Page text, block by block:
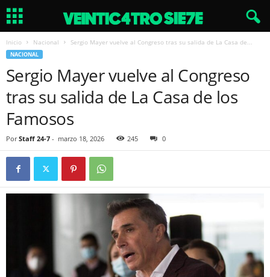
Inicio Nacional Sergio Mayer vuelve al Congreso tras su salida de La Casa de...
NACIONAL
Sergio Mayer vuelve al Congreso
tras su salida de La Casa de los
Famosos
Por Staff 24-7 - marzo 18, 2026 245 0